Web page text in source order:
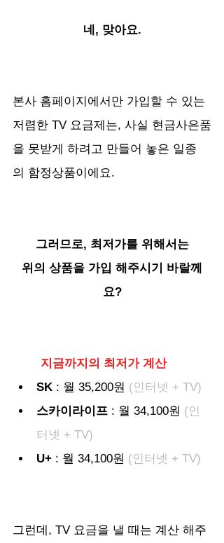
네, 맞아요.
본사 홈페이지에서만 가입할 수 있는
저렴한 TV 요금제는, 사실 현금사은품
을 못받게 하려고 만들어 놓은 일종
의 함정상품이에요.
그러므로, 최저가를 위해서는
위의 상품을 가입 해주시기 바랄께
요?
지금까지의 최저가 계산
SK : 월 35,200원 (인터넷 + TV)
스카이라이프 : 월 34,100원 (인
터넷 + TV)
U+ : 월 34,100원 (인터넷 + TV)
그런데, TV 요금을 낼 때는 계산 해주